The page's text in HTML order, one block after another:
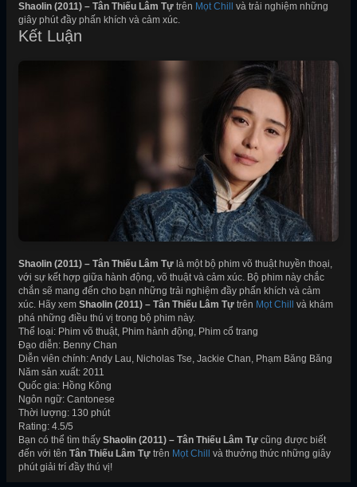
Shaolin (2011) – Tân Thiếu Lâm Tự trên Mọt Chill
và trải nghiệm những
giây phút đầy phấn khích và cảm xúc.
Kết Luận
Shaolin (2011) – Tân Thiếu Lâm Tự là một bộ phim võ thuật huyền thoại,
với sự kết hợp giữa hành động, võ thuật và cảm xúc. Bộ phim này chắc
chắn sẽ mang đến cho bạn những trải nghiệm đầy phấn khích và cảm
xúc. Hãy xem Shaolin (2011) – Tân Thiếu Lâm Tự trên Mọt Chill và khám
phá những điều thú vị trong bộ phim này.
Thể loại: Phim võ thuật, Phim hành động, Phim cổ trang
Đạo diễn: Benny Chan
Diễn viên chính: Andy Lau, Nicholas Tse, Jackie Chan, Phạm Băng Băng
Năm sản xuất: 2011
Quốc gia: Hồng Kông
Ngôn ngữ: Cantonese
Thời lượng: 130 phút
Rating: 4.5/5
Bạn có thể tìm thấy Shaolin (2011) – Tân Thiếu Lâm Tự cũng được biết
đến với tên Tân Thiếu Lâm Tự trên Mọt Chill và thưởng thức những giây
phút giải trí đầy thú vị!